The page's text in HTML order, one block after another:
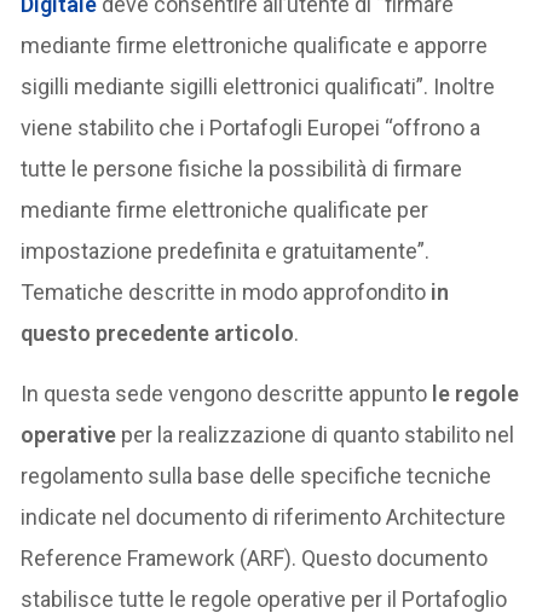
mediante firme elettroniche qualificate e apporre
sigilli mediante sigilli elettronici qualificati”. Inoltre
viene stabilito che i Portafogli Europei “offrono a
tutte le persone fisiche la possibilità di firmare
mediante firme elettroniche qualificate per
impostazione predefinita e gratuitamente”.
Tematiche descritte in modo approfondito in
questo precedente articolo.
In questa sede vengono descritte appunto le regole
operative per la realizzazione di quanto stabilito nel
regolamento sulla base delle specifiche tecniche
indicate nel documento di riferimento Architecture
Reference Framework (ARF). Questo documento
stabilisce tutte le regole operative per il Portafoglio